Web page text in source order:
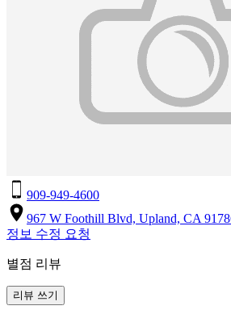
909-949-4600
967 W Foothill Blvd, Upland, CA
정보 수정 요청
별점 리뷰
리뷰 쓰기